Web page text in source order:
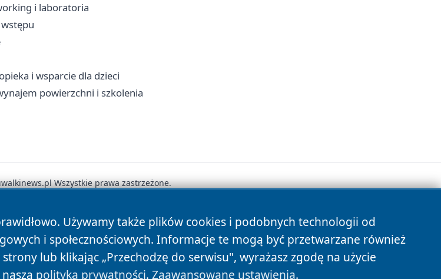
i laboratoria
i wsparcie dla dzieci
powierzchni i szkolenia
Używamy także plików cookies i podobnych technologii od
i społecznościowych. Informacje te mogą być przetwarzane również
lub klikając „Przechodzę do serwisu", wyrażasz zgodę na użycie
polityką prywatności. Zaawansowane ustawienia.
Wszystkie prawa zastrzeżone.
Prywatności Polityka Cookies